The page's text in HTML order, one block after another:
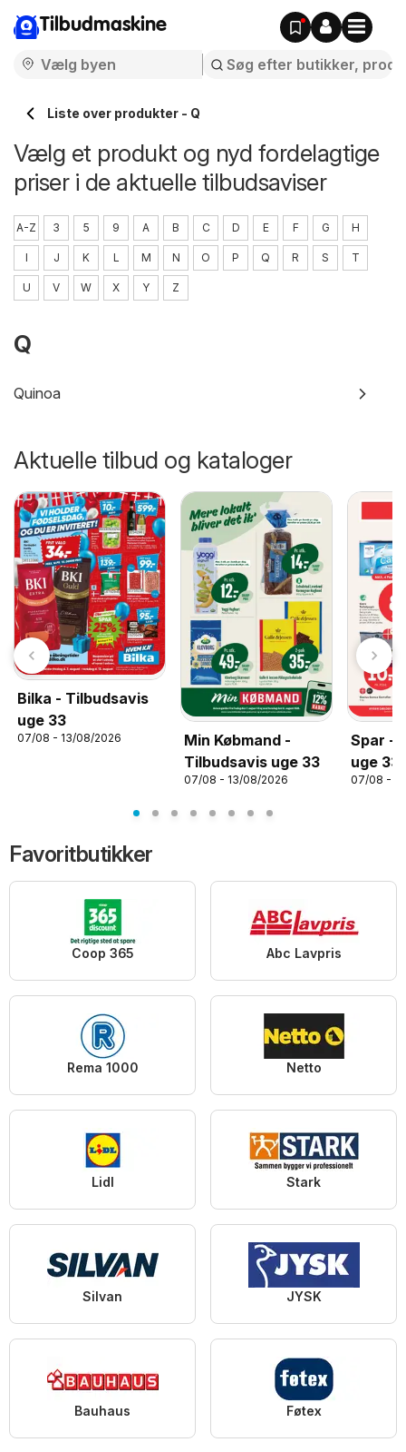
Tilbudmaskine
Liste over produkter - Q
Vælg et produkt og nyd fordelagtige
priser i de aktuelle tilbudsaviser
A-Z 3 5 9 A B C D E F G H
I J K L M N O P Q R S T
U V W X Y Z
Q
Quinoa
Aktuelle tilbud og kataloger
Bilka - Tilbudsavis
uge 33
07/08 - 13/08/2026
Min Købmand -
Tilbudsavis uge 33
07/08 - 13/08/2026
Spar -
uge 33
07/08 -
Favoritbutikker
Coop 365 Abc Lavpris
Rema 1000 Netto
Lidl Stark
Silvan JYSK
Bauhaus Føtex